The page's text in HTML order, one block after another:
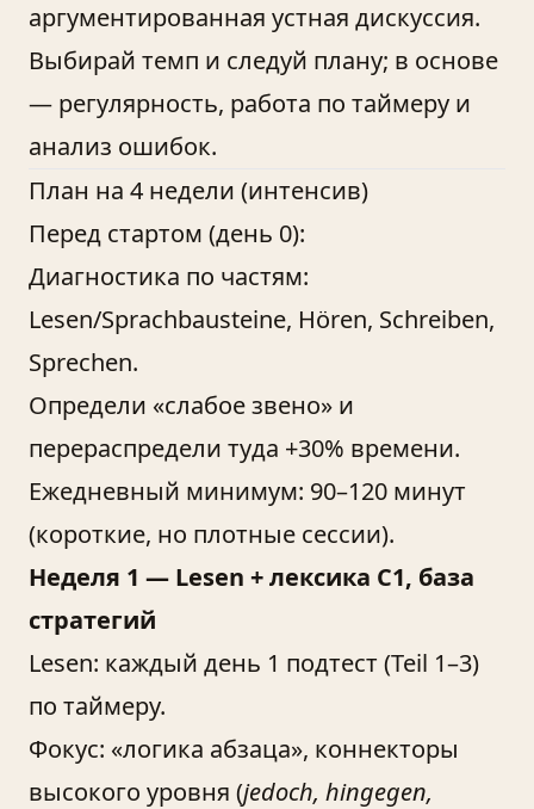
аргументированная устная дискуссия.
Выбирай темп и следуй плану; в основе
— регулярность, работа по таймеру и
анализ ошибок.
План на 4 недели (интенсив)
Перед стартом (день 0):
Диагностика по частям:
Lesen/Sprachbausteine, Hören, Schreiben,
Sprechen.
Определи «слабое звено» и
перераспредели туда +30% времени.
Ежедневный минимум: 90–120 минут
(короткие, но плотные сессии).
Неделя 1 — Lesen + лексика С1, база
стратегий
Lesen: каждый день 1 подтест (Teil 1–3)
по таймеру.
Фокус: «логика абзаца», коннекторы
высокого уровня (jedoch, hingegen,